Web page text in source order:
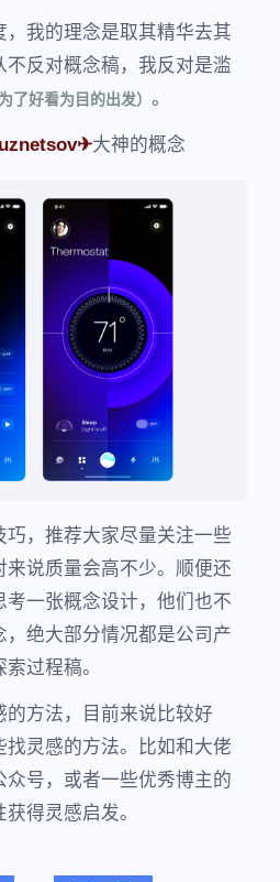
，我的理念是取其精华去其
反对概念稿，我反对是滥
了好看为目的出发） 。
大神的概念
，推荐大家尽量关注一些
来说质量会高不少。顺便还
考一张概念设计，他们也不
，绝大部分情况都是公司产
过程稿。
的方法，目前来说比较好
找灵感的方法。比如和大佬
号，或者一些优秀博主的
得灵感启发。